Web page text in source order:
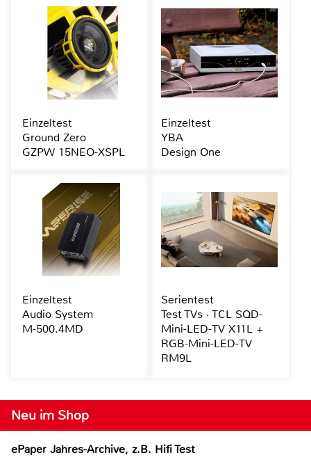
Neu im Shop
ePaper Jahres-Archive, z.B. Hifi Test
Einzeltest
Ground Zero
GZPW 15NEO-XSPL
Einzeltest
YBA
Design One
Einzeltest
Audio System
M-500.4MD
Serientest
Test TVs · TCL SQD-
Mini-LED-TV X11L +
RGB-Mini-LED-TV
RM9L